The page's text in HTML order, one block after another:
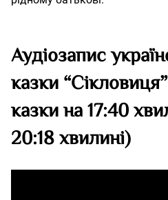
Аудіозапис
казки
казки на 17:40
20:18 хвилині)